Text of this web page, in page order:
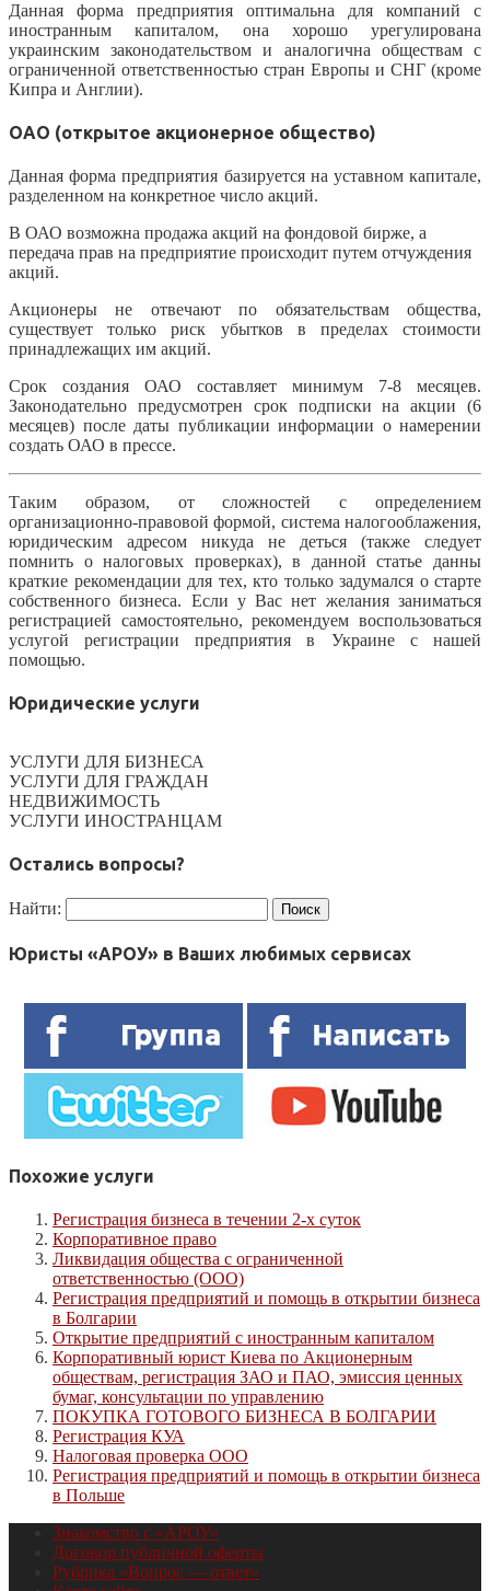
Данная форма предприятия оптимальна для компаний с
иностранным капиталом, она хорошо урегулирована
украинским законодательством и аналогична обществам с
ограниченной ответственностью стран Европы и СНГ (кроме
Кипра и Англии).
ОАО (открытое акционерное общество)
Данная форма предприятия базируется на уставном капитале,
разделенном на конкретное число акций.
В ОАО возможна продажа акций на фондовой бирже, а
передача прав на предприятие происходит путем отчуждения
акций.
Акционеры не отвечают по обязательствам общества,
существует только риск убытков в пределах стоимости
принадлежащих им акций.
Срок создания ОАО составляет минимум 7-8 месяцев.
Законодательно предусмотрен срок подписки на акции (6
месяцев) после даты публикации информации о намерении
создать ОАО в прессе.
Таким образом, от сложностей с определением
организационно-правовой формой, система налогооблажения,
юридическим адресом никуда не деться (также следует
помнить о налоговых проверках), в данной статье данны
краткие рекомендации для тех, кто только задумался о старте
собственного бизнеса. Если у Вас нет желания заниматься
регистрацией самостоятельно, рекомендуем воспользоваться
услугой регистрации предприятия в Украине с нашей
помощью.
Юридические услуги
УСЛУГИ ДЛЯ БИЗНЕСА
УСЛУГИ ДЛЯ ГРАЖДАН
НЕДВИЖИМОСТЬ
УСЛУГИ ИНОСТРАНЦАМ
Остались вопросы?
Найти:
Юристы «АРОУ» в Ваших любимых сервисах
Похожие услуги
Регистрация бизнеса в течении 2-х суток
Корпоративное право
Ликвидация общества с ограниченной
ответственностью (ООО)
Регистрация предприятий и помощь в открытии бизнеса
в Болгарии
Открытие предприятий с иностранным капиталом
Корпоративный юрист Киева по Акционерным
обществам, регистрация ЗАО и ПАО, эмиссия ценных
бумаг, консультации по управлению
ПОКУПКА ГОТОВОГО БИЗНЕСА В БОЛГАРИИ
Регистрация КУА
Налоговая проверка ООО
Регистрация предприятий и помощь в открытии бизнеса
в Польше
Знакомство с «АРОУ»
Договор публичной оферты
Рубрика «Вопрос — ответ»